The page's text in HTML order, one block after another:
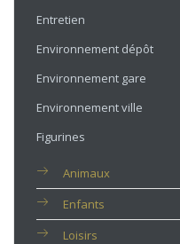
Entretien
Environnement dépôt
Environnement gare
Environnement ville
Figurines
Animaux
Enfants
Loisirs